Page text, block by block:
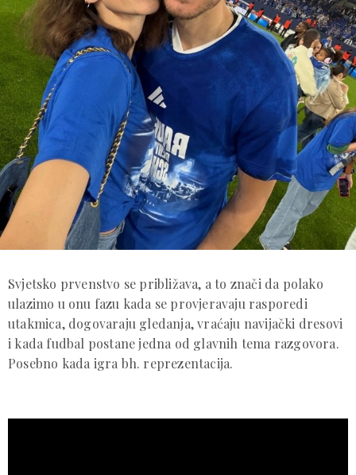
Svjetsko prvenstvo se približava, a to znači da polako
ulazimo u onu fazu kada se provjeravaju rasporedi
utakmica, dogovaraju gledanja, vraćaju navijački dresovi
i kada fudbal postane jedna od glavnih tema razgovora.
Posebno kada igra bh. reprezentacija.